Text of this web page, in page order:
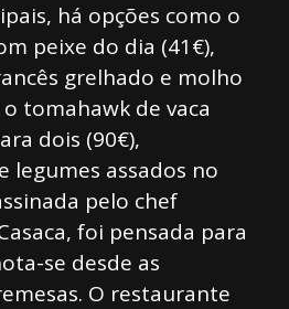
há opções como o
peixe do dia (41€),
grelhado e molho
tomahawk de vaca
dois (90€),
legumes assados no
pelo chef
foi pensada para
se desde as
O restaurante